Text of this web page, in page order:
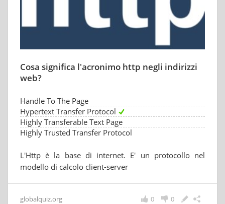
Cosa significa l'acronimo http negli indirizzi
web?
Handle To The Page
Hypertext Transfer Protocol
Highly Transferable Text Page
Highly Trusted Transfer Protocol
L'Http è la base di internet. E' un protocollo nel
modello di calcolo client-server
globalquiz.org 0
0